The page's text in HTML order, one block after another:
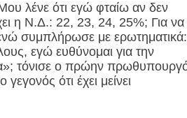
λένε ότι εγώ φταίω αν δεν
η Ν.Δ.: 22, 23, 24, 25%; Για να
συμπλήρωσε με ερωτηματικά:
εγώ ευθύνομαι για την
τόνισε ο πρώην
ότι έχει μείνει